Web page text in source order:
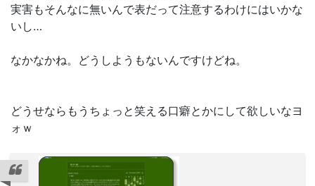
実害もそんなに無いんで表だって注意するわけにはいかな
いし…
なかなかね。どうしようもないんですけどね。
どうせならもうちょっと笑える口癖とかにして欲しいなヨ
ォｗ